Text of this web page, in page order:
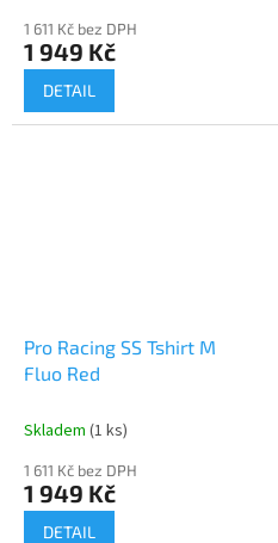
1 611 Kč bez DPH
1 949 Kč
DETAIL
Pro Racing SS Tshirt M
Fluo Red
Skladem (1 ks)
1 611 Kč bez DPH
1 949 Kč
DETAIL